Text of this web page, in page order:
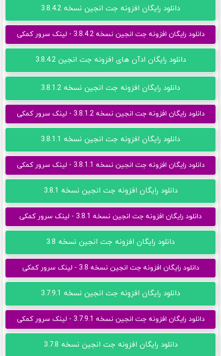
دانلود رایگان افزونه جت انجین نسخه 3.8.4.2
دانلود رایگان افزونه جت انجین نسخه 3.8.4.2 - لینک سرور کمکی
دانلود رایگان ادآن های افزونه جت انجین 3.8.4.2
دانلود رایگان افزونه جت انجین نسخه 3.8.1.2
دانلود رایگان افزونه جت انجین نسخه 3.8.1.2 - لینک سرور کمکی
دانلود رایگان افزونه جت انجین نسخه 3.8.1.1
دانلود رایگان افزونه جت انجین نسخه 3.8.1.1 - لینک سرور کمکی
دانلود رایگان افزونه جت انجین نسخه 3.8.1
دانلود رایگان افزونه جت انجین نسخه 3.8.1 - لینک سرور کمکی
دانلود رایگان افزونه جت انجین نسخه 3.8
دانلود رایگان افزونه جت انجین نسخه 3.8 - لینک سرور کمکی
دانلود رایگان افزونه جت انجین نسخه 3.7.9.1
دانلود رایگان افزونه جت انجین نسخه 3.7.9.1 - لینک سرور کمکی
دانلود رایگان افزونه جت انجین نسخه 3.7.8